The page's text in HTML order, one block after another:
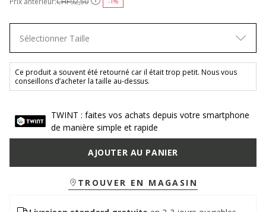
Sélectionner Taille
Ce produit a souvent été retourné car il était trop petit. Nous vous
conseillons d’acheter la taille au-dessus.
TWINT : faites vos achats depuis votre smartphone
de manière simple et rapide
AJOUTER AU PANIER
TROUVER EN MAGASIN